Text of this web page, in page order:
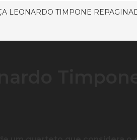
LEONARDO TIMPONE